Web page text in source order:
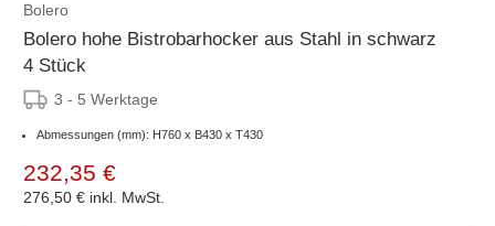
Bolero
Bolero hohe Bistrobarhocker aus Stahl in schwarz
4 Stück
3 - 5 Werktage
Abmessungen (mm): H760 x B430 x T430
232,35 €
276,50 € inkl. MwSt.